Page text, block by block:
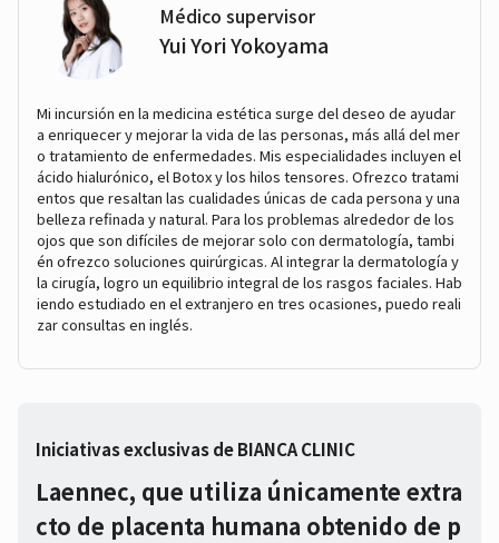
Médico supervisor
Yui Yori Yokoyama
Mi incursión en la medicina estética surge del deseo de ayudar
a enriquecer y mejorar la vida de las personas, más allá del mer
o tratamiento de enfermedades. Mis especialidades incluyen el
ácido hialurónico, el Botox y los hilos tensores. Ofrezco tratami
entos que resaltan las cualidades únicas de cada persona y una
belleza refinada y natural. Para los problemas alrededor de los
ojos que son difíciles de mejorar solo con dermatología, tambi
én ofrezco soluciones quirúrgicas. Al integrar la dermatología y
la cirugía, logro un equilibrio integral de los rasgos faciales. Hab
iendo estudiado en el extranjero en tres ocasiones, puedo reali
zar consultas en inglés.
Iniciativas exclusivas de BIANCA CLINIC
Laennec, que utiliza únicamente extra
cto de placenta humana obtenido de p